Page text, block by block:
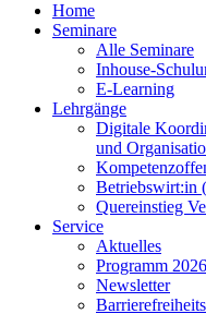
Home
Seminare
Alle Seminare
Inhouse-
E-Learning
Lehrgänge
Digitale
und
Betriebswirt:in
Quereinstieg
Service
Aktuelles
Programm 2026
Newsletter